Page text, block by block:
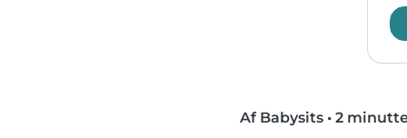
Af Babysits • 2